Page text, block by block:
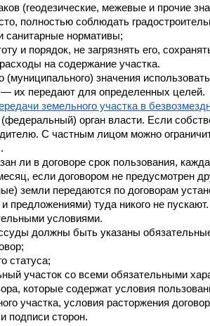
(геодезические, межевые и прочие
полностью соблюдать
санитарные нормативы;
и порядок, не загрязнять его,
на содержание участка.
(муниципального) значения
их передают для определенных целей.
земельного участка в
орган власти. Если
С частным лицом можно
ли в договоре срок пользования,
если договором не предусмотрен
земли передаются по договорам
предложениями) туда никого не
условиями.
должны быть указаны
статуса;
участок со всеми обязательными
которые содержат условия
участка, условия расторжения
подписи сторон.